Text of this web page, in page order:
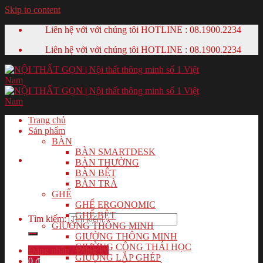
Skip to content
Liên hệ với với chúng tôi HOTLINE : 08.1900.2234
Liên hệ với với chúng tôi HOTLINE : 08.1900.2234
Tìm kiếm:
Đăng nhập / Đăng ký
0 ₫
Trang chủ
Sản phẩm
BÀN
BÀN SMARTDESK
BÀN THƯỜNG
BÀN BỆT
BÀN TRÀ
GHẾ
GHẾ ERGONOMIC
GHẾ BỆT
GIƯỜNG THÔNG MINH
GIƯỜNG THÔNG MINH
GIƯỜNG CÔNG THÁI HỌC
GIƯỜNG LẮP GHÉP